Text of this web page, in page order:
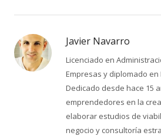
Javier Navarro
Licenciado en
Empresas y diplomado en
Dedicado desde hace 15
emprendedores en la
elaborar estudios de
negocio y consultoría